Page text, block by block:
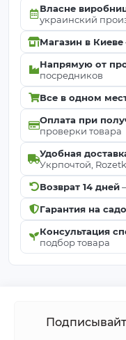
Власне
украинский
Магазин в Киеве
Напрямую от
посредников
Все в одном
Оплата при
проверки товара
Удобная
Укрпочтой,
Возврат 14 дней
Гарантия на
Консультация
подбор товара